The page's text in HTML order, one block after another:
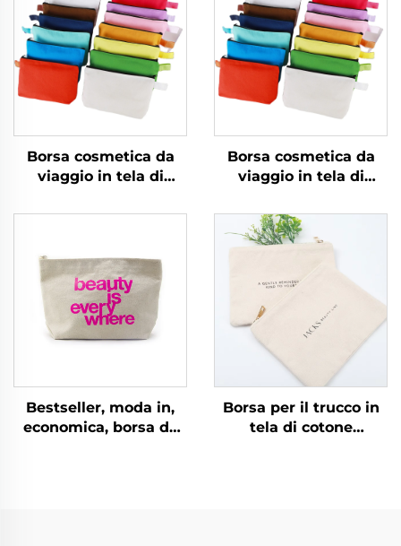
Borsa cosmetica da
viaggio in tela di
personalizzato, pratica
pieghevole con
chiusura lampo per
riporre trucchi, inclusa
come omaggio
Borsa cosmetica da
viaggio in tela di
personalizzato, pratica
pochette ecologica
chiusura lampo per
riporre trucchi, inclusa
come omaggio
Bestseller, moda in,
economica, borsa da
Borsa per il trucco in
tela di cotone